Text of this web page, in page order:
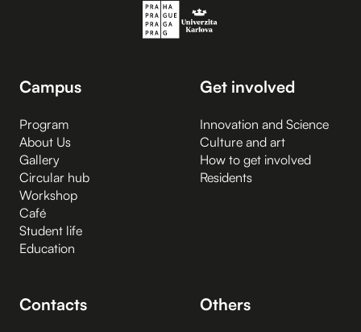
Campus
Program
About Us
Gallery
Circular hub
Workshop
Café
Student life
Education
Get involved
Innovation and Science
Culture and art
How to get involved
Residents
Contacts Others